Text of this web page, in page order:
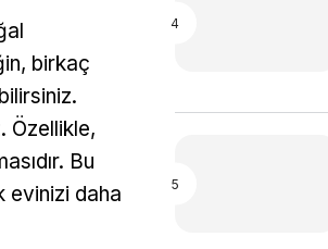
birkaç
Özellikle,
Bu
evinizi daha